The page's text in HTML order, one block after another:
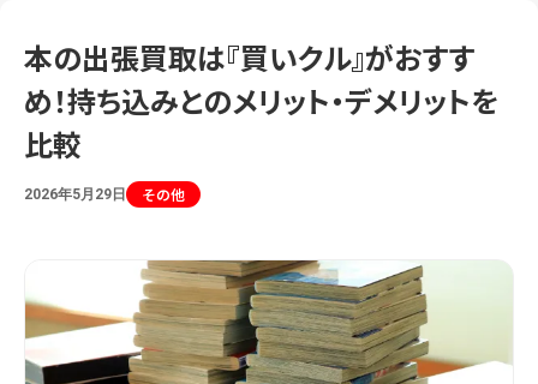
本の出張買取は『買いクル』がおすす
め！持ち込みとのメリット・デメリットを
比較
2026年5月29日 その他